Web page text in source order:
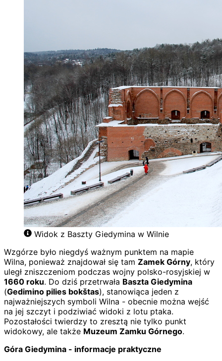
Widok z Baszty Giedymina w Wilnie
Wzgórze było niegdyś ważnym punktem na mapie
Wilna, ponieważ znajdował się tam Zamek Górny, który
uległ zniszczeniom podczas wojny polsko-rosyjskiej w
1660 roku. Do dziś przetrwała Baszta Giedymina
(Gedimino pilies bokštas), stanowiąca jeden z
najważniejszych symboli Wilna - obecnie można wejść
na jej szczyt i podziwiać widoki z lotu ptaka.
Pozostałości twierdzy to zresztą nie tylko punkt
widokowy, ale także Muzeum Zamku Górnego.
Góra Giedymina - informacje praktyczne